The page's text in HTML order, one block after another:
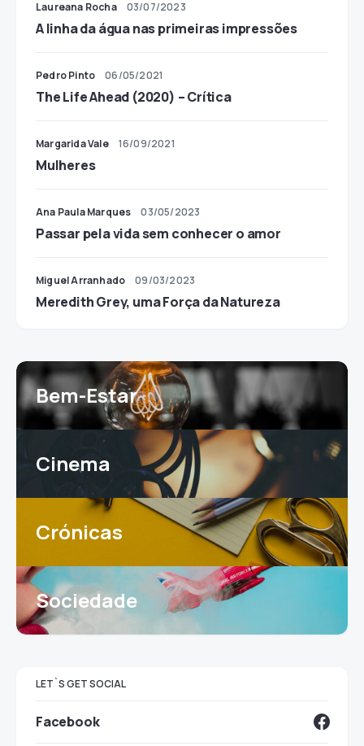
Laureana Rocha 03/07/2023
A linha da água nas primeiras impressões
Pedro Pinto 06/05/2021
The Life Ahead (2020) – Crítica
Margarida Vale 16/09/2021
Mulheres
Ana Paula Marques 03/05/2023
Passar pela vida sem conhecer o amor
Miguel Arranhado 09/03/2023
Meredith Grey, uma Força da Natureza
Bem-Estar
Cinema
Crónicas
Sociedade
LET`S GET SOCIAL
Facebook